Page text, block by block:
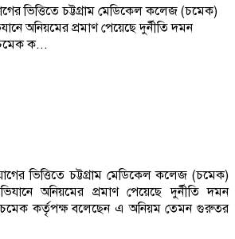
ভিত্তিতে চট্টগ্রাম মেডিকেল কলেজ (চমেক)
অনিয়মের প্রমাণ পেয়েছে দুর্নীতি দমন
ক...
ভিত্তিতে চট্টগ্রাম মেডিকেল কলেজ (চমেক)
অনিয়মের প্রমাণ পেয়েছে দুর্নীতি দমন
কর্তৃপক্ষ বলেছেন এ অনিয়ম তেমন গুরুতর